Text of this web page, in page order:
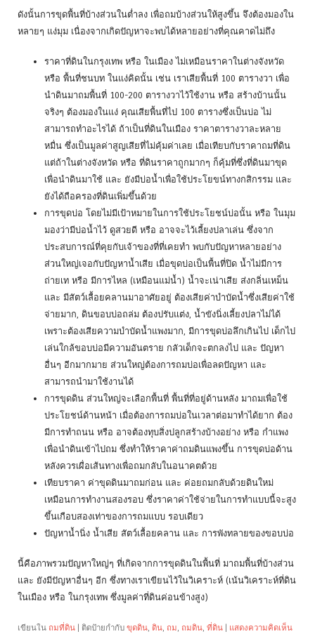
ดังนั้นการขุดพื้นที่บ้างส่วนในต่ำลง เพื่อถมบ้างส่วนให้สูงขึ้น จึงต้องมองใน
หลายๆ แง่มุม เนื่องจากเกิดปัญหาจะพบได้หลายอย่างที่คุณคาดไม่ถึง
ราคาที่ดินในกรุงเทพ หรือ ในเมือง ไม่เหมือนราคาในต่างจังหวัด
หรือ พื้นที่ชนบท ในแง่คิดนั้น เช่น เราเสียพื้นที่ 100 ตารางวา เพื่อ
นำดินมาถมพื้นที่ 100-200 ตารางวาไว้ใช้งาน หรือ สร้างบ้านนั้น
จริงๆ ต้องมองในแง่ คุณเสียพื้นที่ไป 100 ตารางซึ่งเป็นบ่อ ไม่
สามารถทำอะไรได้ ถ้าเป็นที่ดินในเมือง ราคาตารางวาละหลาย
หมื่น ซึ่งเป็นมูลค่าสูญเสียที่ไม่คุ้มค่าเลย เมื่อเทียบกับราคาถมที่ดิน
แต่ถ้าในต่างจังหวัด หรือ ที่ดินราคาถูกมากๆ ก็คุ้มที่ซึ่งที่ดินมาขุด
เพื่อนำดินมาใช้ และ ยังมีบ่อน้ำเพื่อใช้ประโยขน์ทางกสิกรรม และ
ยังได้ถือครองที่ดินเพิ่มขึ้นด้วย
การขุดบ่อ โดยไม่มีเป้าหมายในการใช้ประโยชน์บ่อนั้น หรือ ในมุม
มองว่ามีบ่อน้ำไว้ ดูสวยดี หรือ อาจจะไว้เลี้ยงปลาเล่น ซึ่งจาก
ประสบการณ์ที่คุยกับเจ้าของที่ที่เคยทำ พบกับปัญหาหลายอย่าง
ส่วนใหญ่เจอกับปัญหาน้ำเสีย เมื่อขุดบ่อเป็นพื้นที่ปิด น้ำไม่มีการ
ถ่ายเท หรือ มีการไหล (เหมือนแม่น้ำ) น้ำจะเน่าเสีย ส่งกลิ่นเหม็น
และ มีสัตว์เลื้อยคลานมาอาศัยอยู่ ต้องเสียค่าบำบัดน้ำซึ่งเสียค่าใช้
จ่ายมาก, ดินขอบบ่อถล่ม ต้องปรับแต่ง, น้ำขังนิ่งเลี้ยงปลาไม่ได้
เพราะต้องเสียความบำบัดน้ำแพงมาก, มีการขุดบ่อลึกเกินไป เด็กไป
เล่นใกล้ขอบบ่อมีความอันตราย กลัวเด็กจะตกลงไป และ ปัญหา
อื่นๆ อีกมากมาย ส่วนใหญ่ต้องการถมบ่อเพื่อลดปัญหา และ
สามารถนำมาใช้งานได้
การขุดดิน ส่วนใหญ่จะเลือกพื้นที่ พื้นที่ที่อยู่ด้านหลัง มาถมเพื่อใช้
ประโยชน์ด้านหน้า เมื่อต้องการถมบ่อในเวลาต่อมาทำได้ยาก ต้อง
มีการทำถนน หรือ อาจต้องทุบสิ่งปลูกสร้างบ้างอย่าง หรือ กำแพง
เพื่อนำดินเข้าไปถม ซึ่งทำให้ราคาค่าถมดินแพงขึ้น การขุดบ่อด้าน
หลังควรเผื่อเส้นทางเพื่อถมกลับในอนาคตด้วย
เทียบราคา ค่าขุดดินมาถมก่อน และ ค่อยถมกลับด้วยดินใหม่
เหมือนการทำงานสองรอบ ซึ่งราคาค่าใช้จ่ายในการทำแบบนี้จะสูง
ขึ้นเกือบสองเท่าของการถมแบบ รอบเดียว
ปัญหาน้ำนิ่ง น้ำเสีย สัตว์เลื้อยคลาน และ การพังทลายของขอบบ่อ
นี้คือภาพรวมปัญหาใหญ่ๆ ที่เกิดจากการขุดดินในพื้นที่ มาถมพื้นที่บ้างส่วน
และ ยังมีปัญหาอื่นๆ อีก ซึ่งทางเราเขียนไว้ในวิเคราะห์ (เน้นวิเคราะห์ที่ดิน
ในเมือง หรือ ในกรุงเทพ ซึ่งมูลค่าที่ดินค่อนข้างสูง)
เขียนใน ถมที่ดิน ติดป้ายกำกับ ขุดดิน, ดิน, ถม, ถมดิน, ที่ดิน แสดงความคิดเห็น